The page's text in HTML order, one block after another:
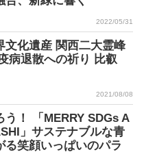
2022/05/31
文化遺産 関西二大霊峰
病退散への祈り 比叡
2021/08/08
う！ 「MERRY SDGs A
」サステナブルな青
る笑顔いっぱいのパラ